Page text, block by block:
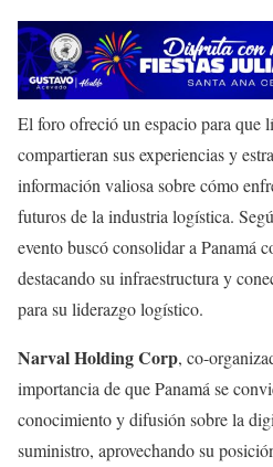
El foro ofreció un espacio para que
compartieran sus experiencias y
información valiosa sobre cómo
futuros de la industria logística.
evento buscó consolidar a Panamá
destacando su infraestructura y
para su liderazgo logístico.
Narval Holding Corp, co-
importancia de que Panamá se
conocimiento y difusión sobre la
suministro, aprovechando su